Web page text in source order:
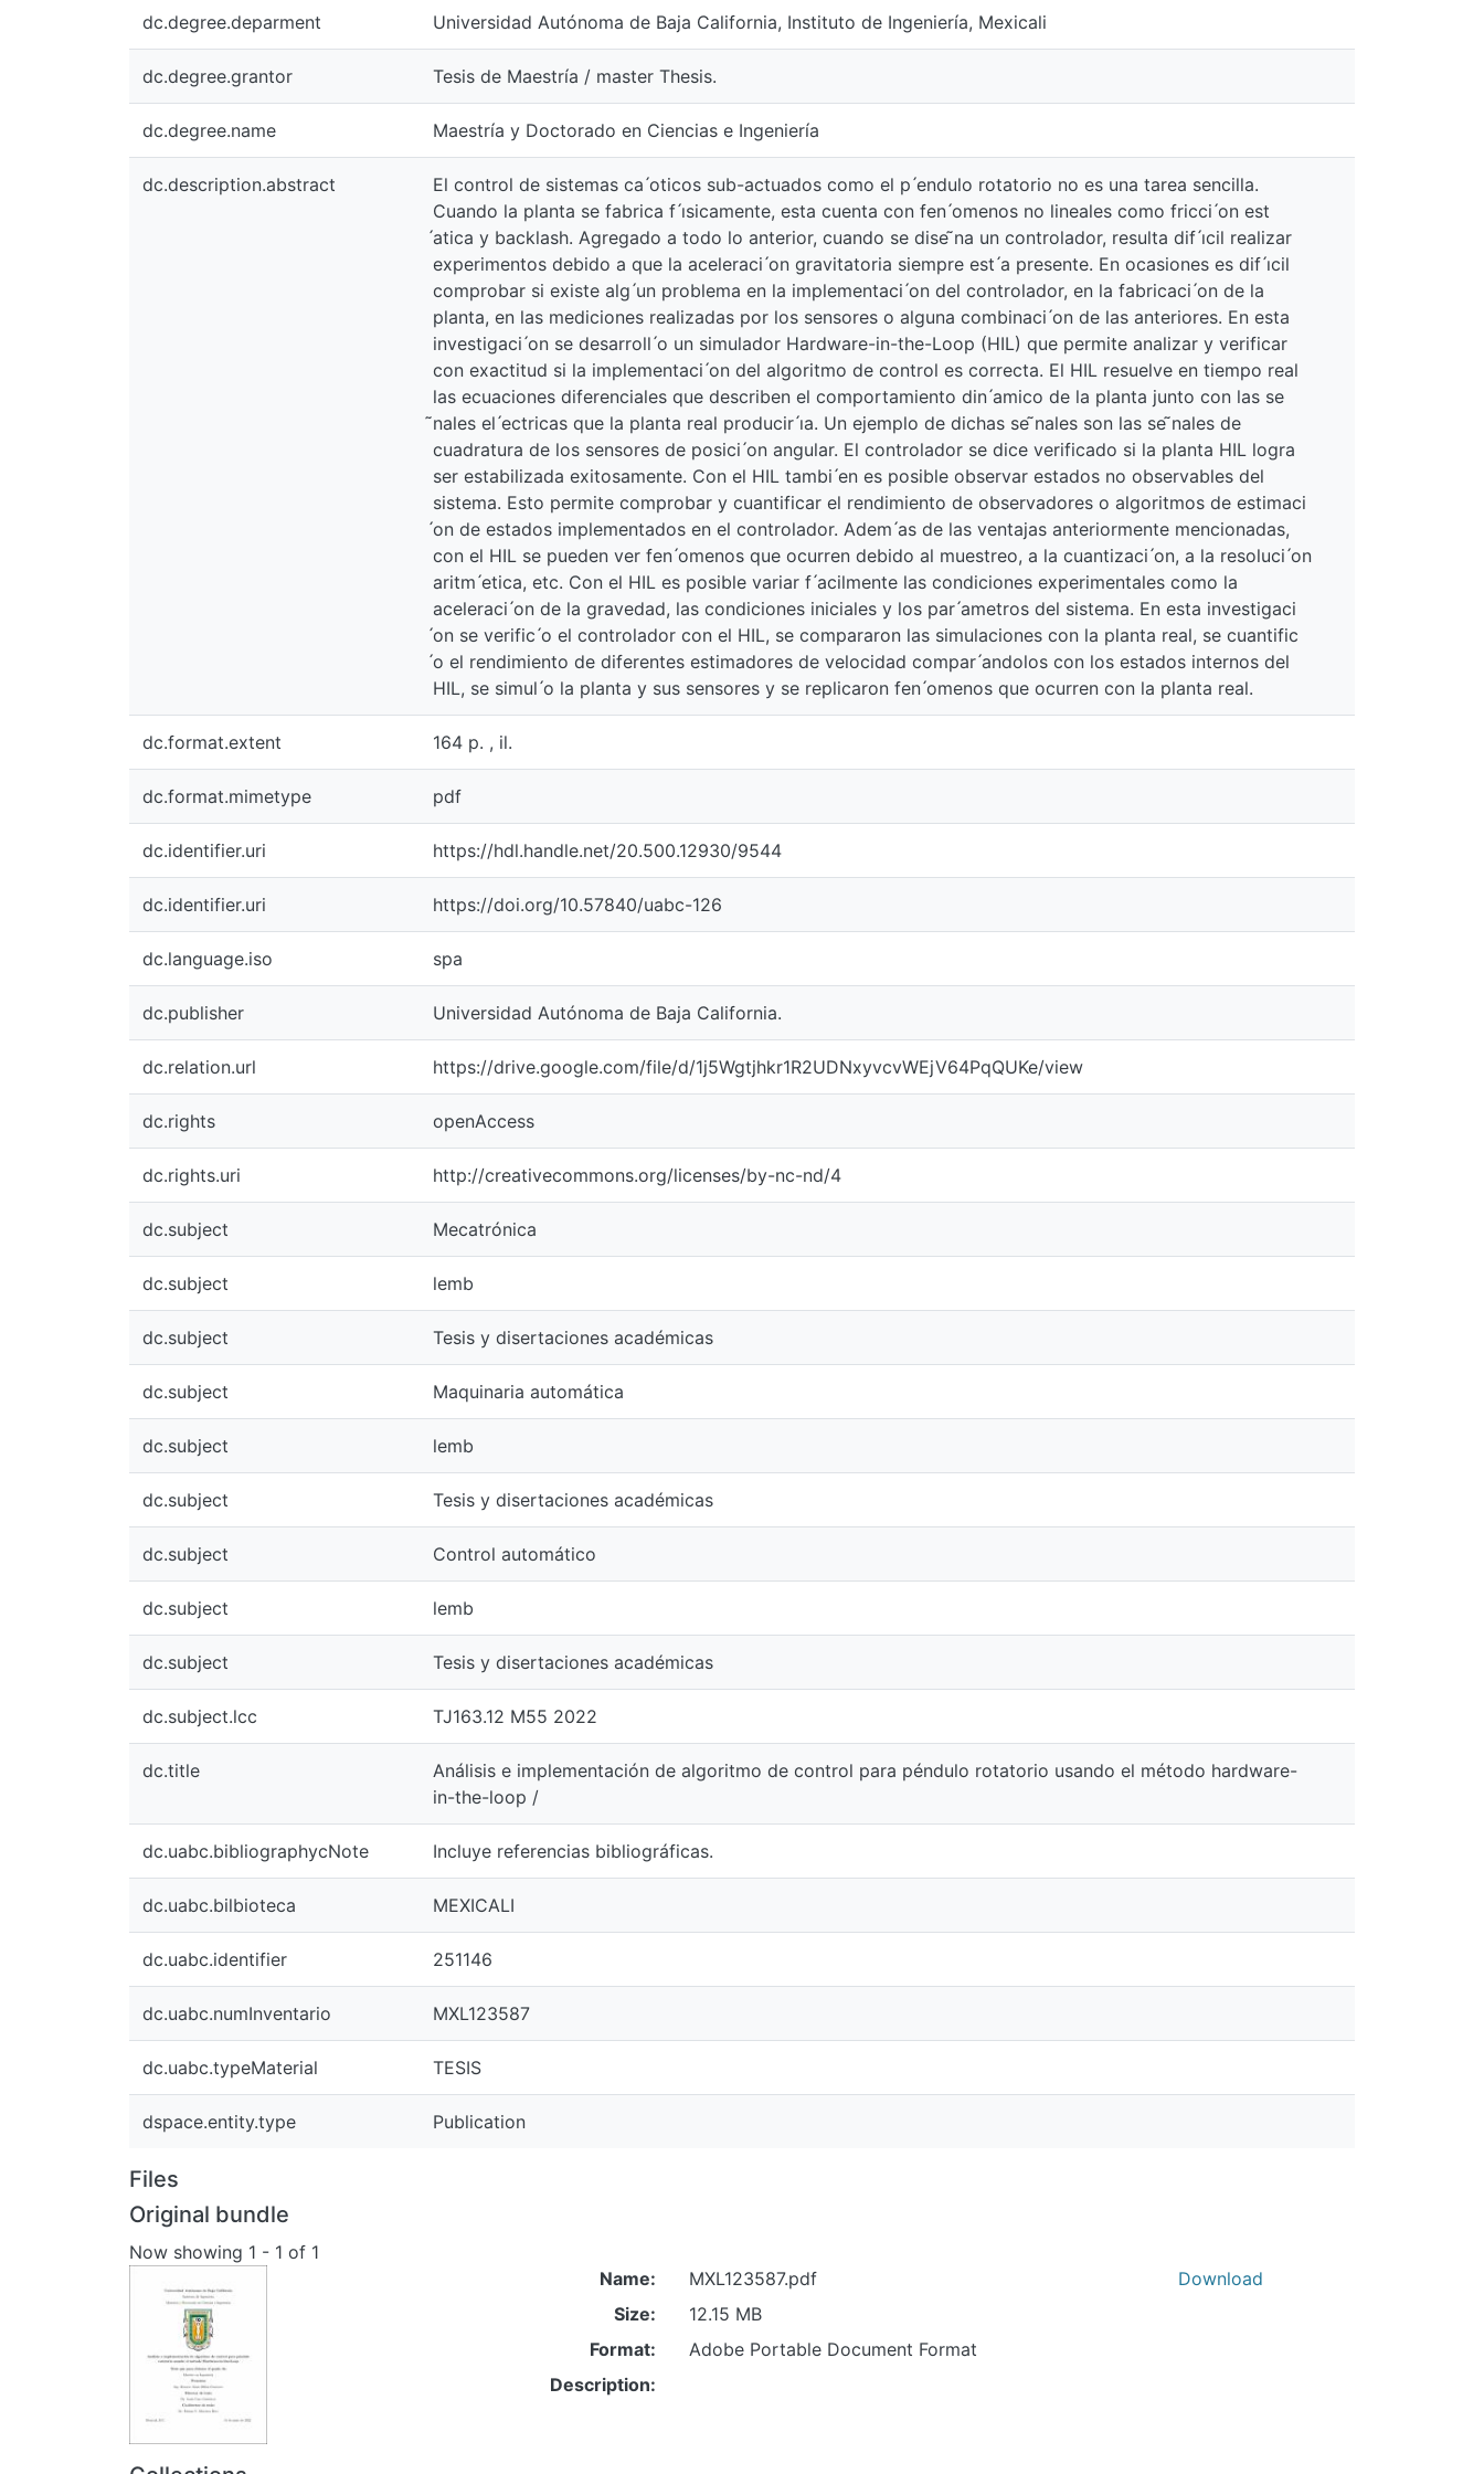
dc.degree.deparment Universidad Autónoma de Baja California, Instituto de Ingeniería, Mexicali
dc.degree.grantor Tesis de Maestría / master Thesis.
dc.degree.name Maestría y Doctorado en Ciencias e Ingeniería
dc.description.abstract
El control de sistemas ca ́oticos sub-actuados como el p ́endulo rotatorio no es una tarea sencilla.
Cuando la planta se fabrica f ́ısicamente, esta cuenta con fen ́omenos no lineales como fricci ́on est
́atica y backlash. Agregado a todo lo anterior, cuando se dise ̃na un controlador, resulta dif ́ıcil realizar
experimentos debido a que la aceleraci ́on gravitatoria siempre est ́a presente. En ocasiones es dif ́ıcil
comprobar si existe alg ́un problema en la implementaci ́on del controlador, en la fabricaci ́on de la
planta, en las mediciones realizadas por los sensores o alguna combinaci ́on de las anteriores. En esta
investigaci ́on se desarroll ́o un simulador Hardware-in-the-Loop (HIL) que permite analizar y verificar
con exactitud si la implementaci ́on del algoritmo de control es correcta. El HIL resuelve en tiempo real
las ecuaciones diferenciales que describen el comportamiento din ́amico de la planta junto con las se
̃nales el ́ectricas que la planta real producir ́ıa. Un ejemplo de dichas se ̃nales son las se ̃nales de
cuadratura de los sensores de posici ́on angular. El controlador se dice verificado si la planta HIL logra
ser estabilizada exitosamente. Con el HIL tambi ́en es posible observar estados no observables del
sistema. Esto permite comprobar y cuantificar el rendimiento de observadores o algoritmos de estimaci
́on de estados implementados en el controlador. Adem ́as de las ventajas anteriormente mencionadas,
con el HIL se pueden ver fen ́omenos que ocurren debido al muestreo, a la cuantizaci ́on, a la resoluci ́on
aritm ́etica, etc. Con el HIL es posible variar f ́acilmente las condiciones experimentales como la
aceleraci ́on de la gravedad, las condiciones iniciales y los par ́ametros del sistema. En esta investigaci
́on se verific ́o el controlador con el HIL, se compararon las simulaciones con la planta real, se cuantific
́o el rendimiento de diferentes estimadores de velocidad compar ́andolos con los estados internos del
HIL, se simul ́o la planta y sus sensores y se replicaron fen ́omenos que ocurren con la planta real.
dc.format.extent 164 p. , il.
dc.format.mimetype pdf
dc.identifier.uri https://hdl.handle.net/20.500.12930/9544
dc.identifier.uri https://doi.org/10.57840/uabc-126
dc.language.iso spa
dc.publisher Universidad Autónoma de Baja California.
dc.relation.url https://drive.google.com/file/d/1j5Wgtjhkr1R2UDNxyvcvWEjV64PqQUKe/view
dc.rights openAccess
dc.rights.uri http://creativecommons.org/licenses/by-nc-nd/4
dc.subject Mecatrónica
dc.subject lemb
dc.subject Tesis y disertaciones académicas
dc.subject Maquinaria automática
dc.subject lemb
dc.subject Tesis y disertaciones académicas
dc.subject Control automático
dc.subject lemb
dc.subject Tesis y disertaciones académicas
dc.subject.lcc TJ163.12 M55 2022
dc.title
Análisis e implementación de algoritmo de control para péndulo rotatorio usando el método hardware-
in-the-loop /
dc.uabc.bibliographycNote Incluye referencias bibliográficas.
dc.uabc.bilbioteca MEXICALI
dc.uabc.identifier 251146
dc.uabc.numInventario MXL123587
dc.uabc.typeMaterial TESIS
dspace.entity.type Publication
Files
Original bundle
Now showing 1 - 1 of 1
Name:
MXL123587.pdf
Size:
12.15 MB
Format:
Adobe Portable Document Format
Description:
Download